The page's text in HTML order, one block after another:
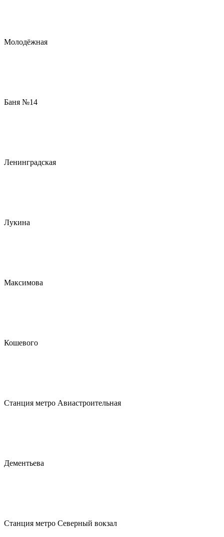
Молодёжная
Баня №14
Ленинградская
Лукина
Максимова
Кошевого
Станция метро Авиастроительная
Дементьева
Станция метро Северный вокзал